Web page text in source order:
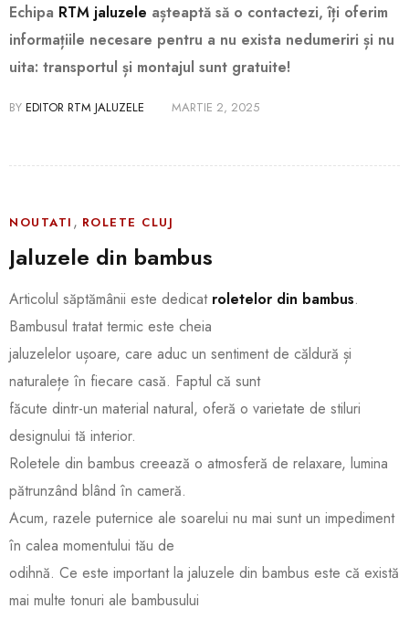
Echipa RTM jaluzele așteaptă să o contactezi, îți oferim
informațiile necesare pentru a nu exista nedumeriri și nu
uita: transportul și montajul sunt gratuite!
BY EDITOR RTM JALUZELE MARTIE 2, 2025
NOUTATI , ROLETE CLUJ
Jaluzele din bambus
Articolul săptămânii este dedicat roletelor din bambus.
Bambusul tratat termic este cheia
jaluzelelor ușoare, care aduc un sentiment de căldură și
naturalețe în fiecare casă. Faptul că sunt
făcute dintr-un material natural, oferă o varietate de stiluri
designului tă interior.
Roletele din bambus creează o atmosferă de relaxare, lumina
pătrunzând blând în cameră.
Acum, razele puternice ale soarelui nu mai sunt un impediment
în calea momentului tău de
odihnă. Ce este important la jaluzele din bambus este că există
mai multe tonuri ale bambusului